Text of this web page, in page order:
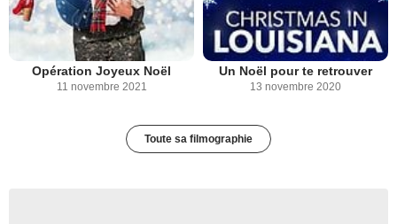
Opération Joyeux Noël
11 novembre 2021
Un Noël pour te retrouver
13 novembre 2020
Toute sa filmographie